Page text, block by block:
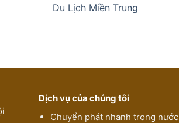
Du Lịch Miền Trung
Dịch vụ của chúng tôi
Chuyển phát nhanh trong nước